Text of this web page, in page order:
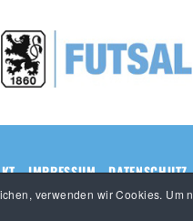
IMPRESSUM DATENSCHUTZ
verwenden wir Cookies.